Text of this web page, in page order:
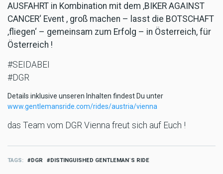
AUSFAHRT in Kombination mit dem ‚BIKER AGAINST
CANCER‘ Event , groß machen – lasst die BOTSCHAFT
‚fliegen‘ – gemeinsam zum Erfolg – in Österreich, für
Österreich !
#SEIDABEI
#DGR
Details inklusive unseren Inhalten findest Du unter
www.gentlemansride.com/rides/austria/vienna
das Team vom DGR Vienna freut sich auf Euch !
TAGS DGR DISTINGUISHED GENTLEMAN´S RIDE